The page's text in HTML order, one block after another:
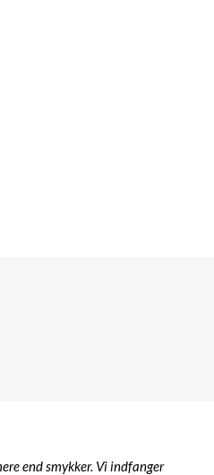
end smykker. Vi indfanger